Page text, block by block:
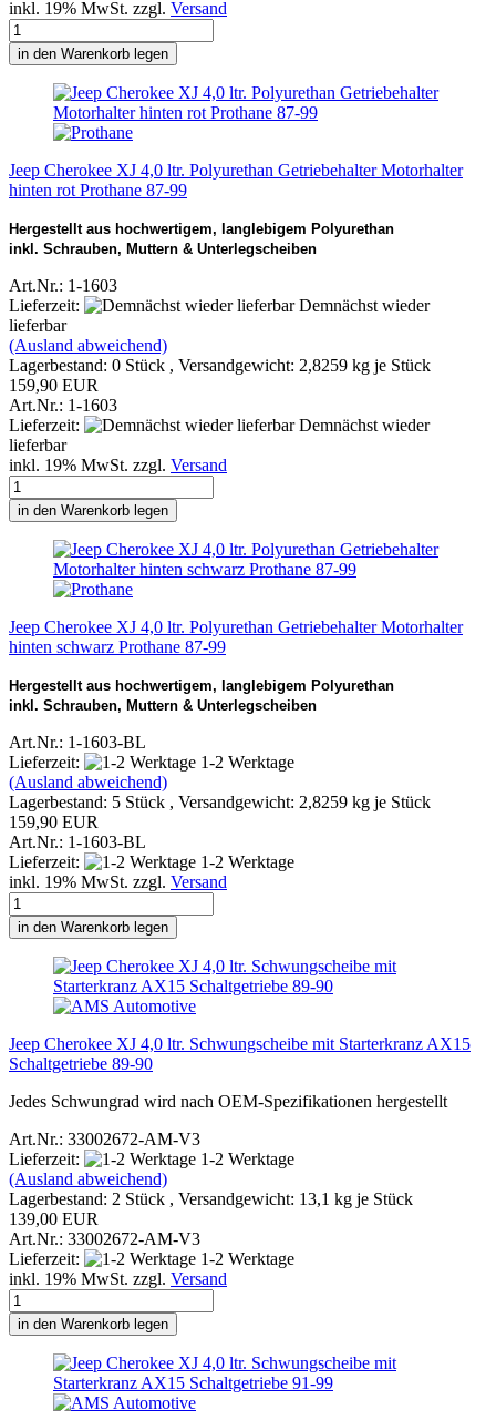
inkl. 19% MwSt. zzgl. Versand
in den Warenkorb legen
Jeep Cherokee XJ 4,0 ltr. Polyurethan Getriebehalter Motorhalter
hinten rot Prothane 87-99
Hergestellt aus hochwertigem, langlebigem Polyurethan
inkl. Schrauben, Muttern & Unterlegscheiben
Art.Nr.: 1-1603
Lieferzeit:
Demnächst wieder
lieferbar
(Ausland abweichend)
Lagerbestand: 0 Stück , Versandgewicht: 2,8259 kg je Stück
159,90 EUR
Art.Nr.: 1-1603
Lieferzeit:
Demnächst wieder
lieferbar
inkl. 19% MwSt. zzgl. Versand
in den Warenkorb legen
Jeep Cherokee XJ 4,0 ltr. Polyurethan Getriebehalter Motorhalter
hinten schwarz Prothane 87-99
Hergestellt aus hochwertigem, langlebigem Polyurethan
inkl. Schrauben, Muttern & Unterlegscheiben
Art.Nr.: 1-1603-BL
Lieferzeit:
1-2 Werktage
(Ausland abweichend)
Lagerbestand: 5 Stück , Versandgewicht: 2,8259 kg je Stück
159,90 EUR
Art.Nr.: 1-1603-BL
Lieferzeit:
1-2 Werktage
inkl. 19% MwSt. zzgl. Versand
in den Warenkorb legen
Jeep Cherokee XJ 4,0 ltr. Schwungscheibe mit Starterkranz AX15
Schaltgetriebe 89-90
Jedes Schwungrad wird nach OEM-Spezifikationen hergestellt
Art.Nr.: 33002672-AM-V3
Lieferzeit:
1-2 Werktage
(Ausland abweichend)
Lagerbestand: 2 Stück , Versandgewicht: 13,1 kg je Stück
139,00 EUR
Art.Nr.: 33002672-AM-V3
Lieferzeit:
1-2 Werktage
inkl. 19% MwSt. zzgl. Versand
in den Warenkorb legen